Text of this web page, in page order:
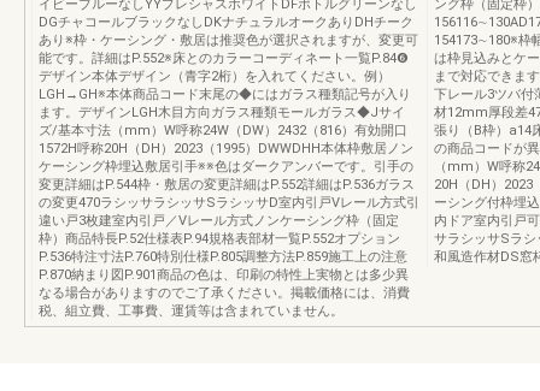
イビーブルーなしYYプレシャスホワイトDFボトルグリーンなし
DGチャコールブラックなしDKナチュラルオークありDHチーク
あり※枠・ケーシング・敷居は推奨色が選択されますが、変更可
能です。詳細はP.552※床とのカラーコーディネート一覧P.84❻
デザイン本体デザイン（青字2桁）を入れてください。例）
LGH→GH※本体商品コード末尾の◆にはガラス種類記号が入り
ます。デザインLGH木目方向ガラス種類モールガラス◆Jサイ
ズ/基本寸法（mm）W呼称24W（DW）2432（816）有効開口
1572H呼称20H（DH）2023（1995）DWWDHH本体枠敷居ノン
ケーシング枠埋込敷居引手※※色はダークアンバーです。引手の
変更詳細はP.544枠・敷居の変更詳細はP.552詳細はP.536ガラス
の変更470ラシッサラシッサSラシッサD室内引戸Vレール方式引
違い戸3枚建室内引戸／Vレール方式ノンケーシング枠（固定
枠）商品特長P.52仕様表P.94規格表部材一覧P.552オプション
P.536特注寸法P.760特別仕様P.805調整方法P.859施工上の注意
P.870納まり図P.901商品の色は、印刷の特性上実物とは多少異
なる場合がありますのでご了承ください。掲載価格には、消費
税、組立費、工事費、運賃等は含まれていません。
ング枠（固定枠）
154173∼180※枠
は枠見込みとケ
まで対応できま
下レール3ツバ付
材12mm厚段差
張り（B枠）a14
の商品コードが
（mm）W呼称
20H（DH）2023
ーシング付枠埋
内ドア室内引戸
サラシッサSラ
和風造作材DS窓